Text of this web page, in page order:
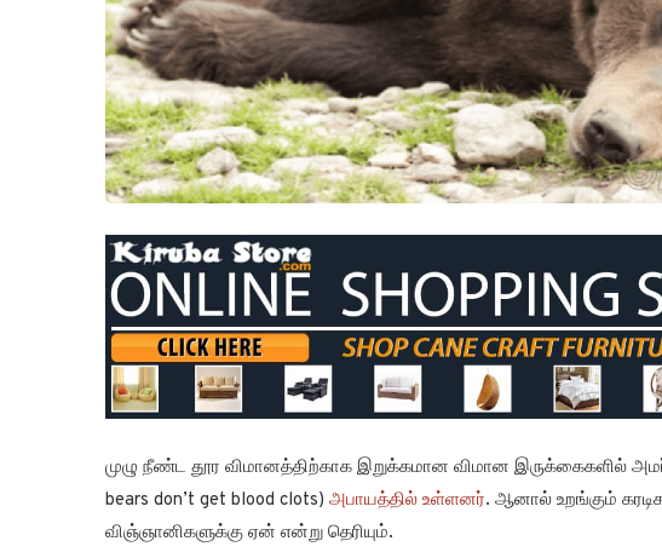
முழு நீண்ட தூர விமானத்திற்காக இறுக்கமான விமான இருக்கைகளில்
bears don’t get blood clots) அபாயத்தில் உள்ளனர். ஆனால் உறங்கும்
விஞ்ஞானிகளுக்கு ஏன் என்று தெரியும்.